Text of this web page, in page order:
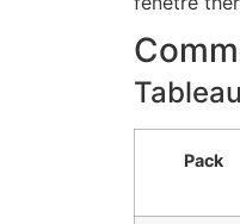
Pack